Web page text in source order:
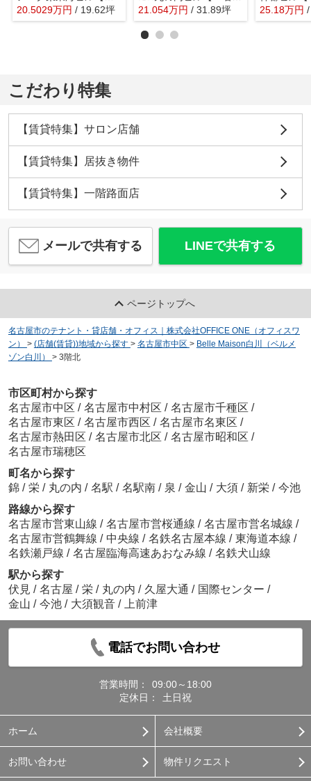
20.5029万円 / 19.62坪
21.054万円 / 31.89坪 25.18万円
こだわり特集
【賃貸特集】サロン店舗
【賃貸特集】居抜き物件
【賃貸特集】一階路面店
メールで共有する LINEで共有する
ページトップへ
名古屋市のテナント・貸店舗・オフィス｜株式会社OFFICE ONE（オフィスワ
ン）
> (店舗(賃貸))地域から探す > 名古屋市中区 > Belle Maison白川（ベルメ
ゾン白川）
> 3階北
市区町村から探す
名古屋市中区 / 名古屋市中村区 / 名古屋市千種区 /
名古屋市東区 / 名古屋市西区 / 名古屋市名東区 /
名古屋市熱田区 / 名古屋市北区 / 名古屋市昭和区 /
名古屋市瑞穂区
町名から探す
錦 / 栄 / 丸の内 / 名駅 / 名駅南 / 泉 / 金山 / 大須 / 新栄 / 今池
路線から探す
名古屋市営東山線 / 名古屋市営桜通線 / 名古屋市営名城線 /
名古屋市営鶴舞線 / 中央線 / 名鉄名古屋本線 / 東海道本線 /
名鉄瀬戸線 / 名古屋臨海高速あおなみ線 / 名鉄犬山線
駅から探す
伏見 / 名古屋 / 栄 / 丸の内 / 久屋大通 / 国際センター /
金山 / 今池 / 大須観音 / 上前津
電話でお問い合わせ
営業時間：
09:00～18:00
定休日：
土日祝
ホーム 会社概要
お問い合わせ 物件リクエスト